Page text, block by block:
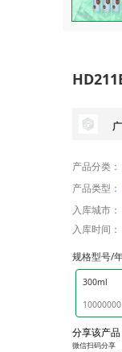
产品分类：
产品类型：
入库城市：
入库时间：
规格型号/
300ml
分享该产品
微信扫码分享